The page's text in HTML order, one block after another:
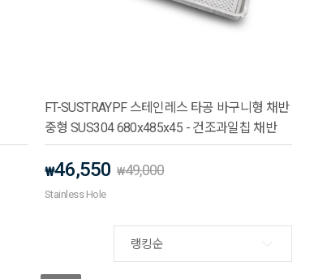
FT-SUSTRAYPF 스테인레스 타공 바구니형 채반
중형 SUS304 680x485x45 - 건조과일칩 채반
₩46,550 ₩49,000
Stainless Hole
랭킹순